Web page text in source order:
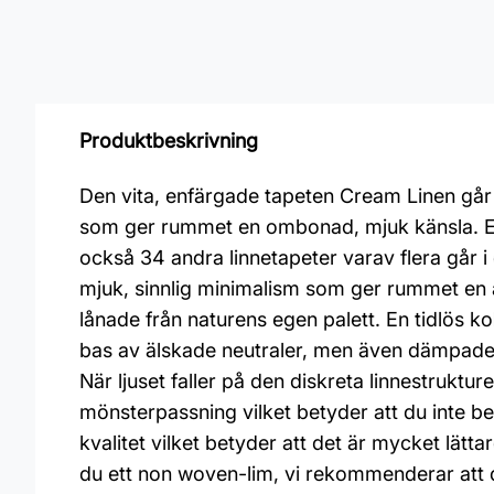
Produktbeskrivning
Den vita, enfärgade tapeten Cream Linen
som ger rummet en ombonad, mjuk känsla.
också 34 andra linnetapeter varav flera går
mjuk, sinnlig minimalism som ger rummet
lånade från naturens egen palett. En tidlös
bas av älskade neutraler, men även
När ljuset faller på den diskreta
mönsterpassning vilket betyder att du inte
kvalitet vilket betyder att det är mycket
du ett non woven-lim, vi rekommenderar att